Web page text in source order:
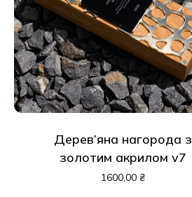
Дерев’яна нагорода з
золотим акрилом v7
1600,00 ₴